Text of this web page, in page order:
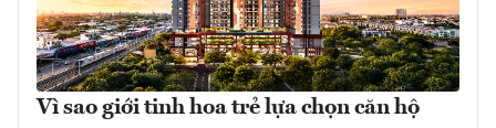
Vì sao giới tinh hoa trẻ lựa chọn căn hộ